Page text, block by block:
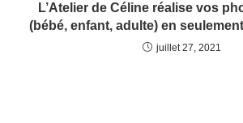
L’Atelier de Céline réalise vos
(bébé, enfant, adulte) en
juillet 27, 2021